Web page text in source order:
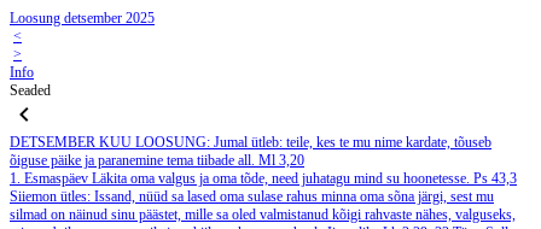
Loosung detsember 2025
<
>
Info
Seaded
DETSEMBER KUU LOOSUNG: Jumal ütleb: teile, kes te mu nime kardate, tõuseb
õiguse päike ja paranemine tema tiibade all. Ml 3,20
1. Esmaspäev Läkita oma valgus ja oma tõde, need juhatagu mind su hoonetesse. Ps 43,3
Siiemon ütles: Issand, nüüd sa lased oma sulase rahus minna oma sõna järgi, sest mu
silmad on näinud sinu päästet, mille sa oled valmistanud kõigi rahvaste nähes, valguseks,